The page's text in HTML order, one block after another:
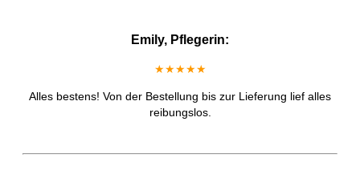
Emily, Pflegerin:
★★★★★
Alles bestens! Von der Bestellung bis zur Lieferung lief alles
reibungslos.